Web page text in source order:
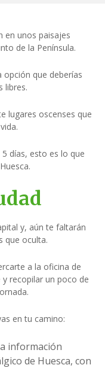
en unos paisajes
de la Península.
opción que deberías
libres.
lugares oscenses que
días, esto es lo que
y, aún te faltarán
que oculta.
a la oficina de
recopilar un poco de
en tu camino:
información
de Huesca, con